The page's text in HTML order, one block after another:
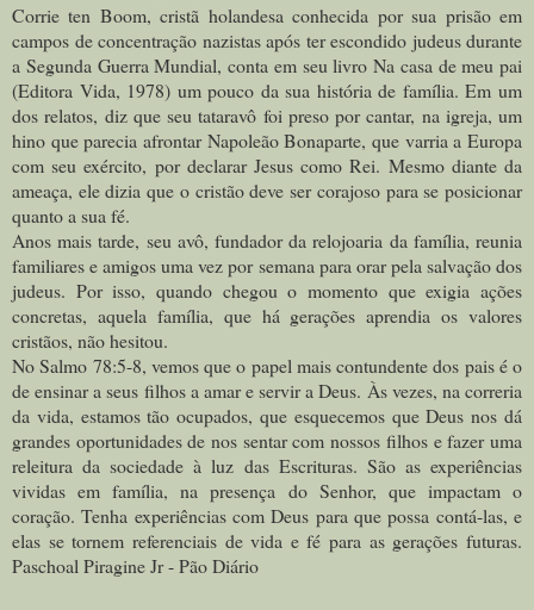
Corrie ten Boom, cristã holandesa conhecida por sua prisão em
campos de concentração nazistas após ter escondido judeus durante
a Segunda Guerra Mundial, conta em seu livro Na casa de meu pai
(Editora Vida, 1978) um pouco da sua história de família. Em um
dos relatos, diz que seu tataravô foi preso por cantar, na igreja, um
hino que parecia afrontar Napoleão Bonaparte, que varria a Europa
com seu exército, por declarar Jesus como Rei. Mesmo diante da
ameaça, ele dizia que o cristão deve ser corajoso para se posicionar
quanto a sua fé.
Anos mais tarde, seu avô, fundador da relojoaria da família, reunia
familiares e amigos uma vez por semana para orar pela salvação dos
judeus. Por isso, quando chegou o momento que exigia ações
concretas, aquela família, que há gerações aprendia os valores
cristãos, não hesitou.
No Salmo 78:5-8, vemos que o papel mais contundente dos pais é o
de ensinar a seus filhos a amar e servir a Deus. Às vezes, na correria
da vida, estamos tão ocupados, que esquecemos que Deus nos dá
grandes oportunidades de nos sentar com nossos filhos e fazer uma
releitura da sociedade à luz das Escrituras. São as experiências
vividas em família, na presença do Senhor, que impactam o
coração. Tenha experiências com Deus para que possa contá-las, e
elas se tornem referenciais de vida e fé para as gerações futuras.
Paschoal Piragine Jr - Pão Diário